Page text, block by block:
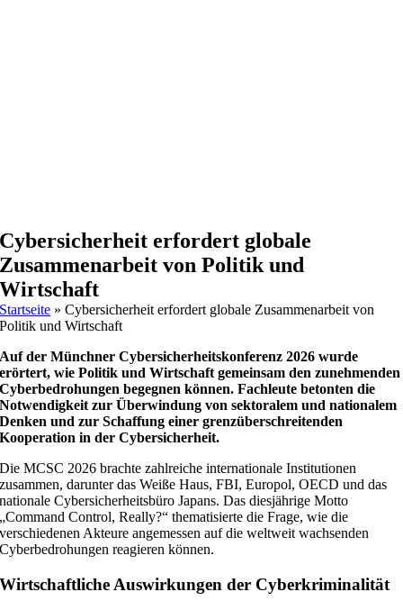
Cybersicherheit erfordert globale
Zusammenarbeit von Politik und
Wirtschaft
Startseite »Cybersicherheit erfordert globale Zusammenarbeit von
Politik und Wirtschaft
Auf der Münchner Cybersicherheitskonferenz 2026 wurde
erörtert, wie Politik und Wirtschaft gemeinsam den zunehmenden
Cyberbedrohungen begegnen können. Fachleute betonten die
Notwendigkeit zur Überwindung von sektoralem und nationalem
Denken und zur Schaffung einer grenzüberschreitenden
Kooperation in der Cybersicherheit.
Die MCSC 2026 brachte zahlreiche internationale Institutionen
zusammen, darunter das Weiße Haus, FBI, Europol, OECD und das
nationale Cybersicherheitsbüro Japans. Das diesjährige Motto
„Command Control, Really?“ thematisierte die Frage, wie die
verschiedenen Akteure angemessen auf die weltweit wachsenden
Cyberbedrohungen reagieren können.
Wirtschaftliche Auswirkungen der Cyberkriminalität